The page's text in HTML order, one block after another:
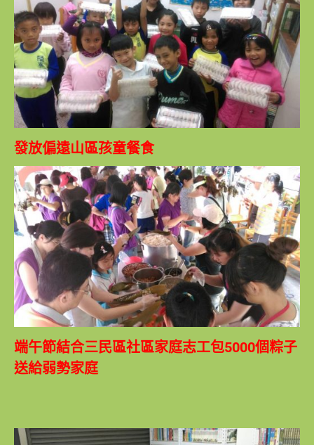
發放偏遠山區孩童餐食
端午節結合三民區社區家庭志工包5000個粽子
送給弱勢家庭